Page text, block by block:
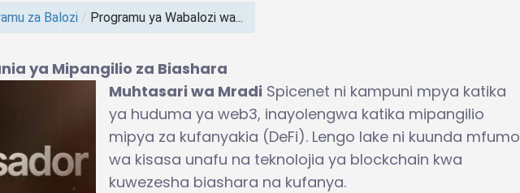
za Balozi / Programu ya Wabalozi wa...
ya Mipangilio za Biashara
Muhtasari wa Mradi Spicenet ni kampuni mpya katika
ya huduma ya web3, inayolengwa katika mipangilio
mipya za kufanyakia (DeFi). Lengo lake ni kuunda mfumo
wa kisasa unafu na teknolojia ya blockchain kwa
kuwezesha biashara na kufanya.